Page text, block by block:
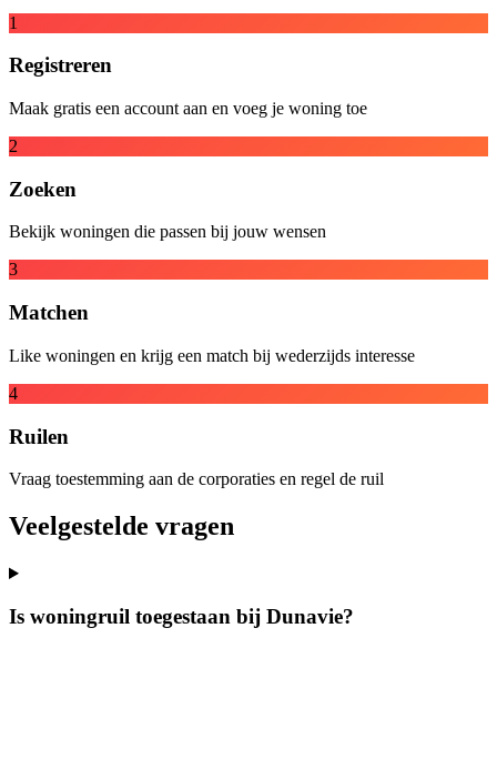
1
Registreren
Maak gratis een account aan en voeg je woning toe
2
Zoeken
Bekijk woningen die passen bij jouw wensen
3
Matchen
Like woningen en krijg een match bij wederzijds interesse
4
Ruilen
Vraag toestemming aan de corporaties en regel de ruil
Veelgestelde vragen
Is woningruil toegestaan bij Dunavie?